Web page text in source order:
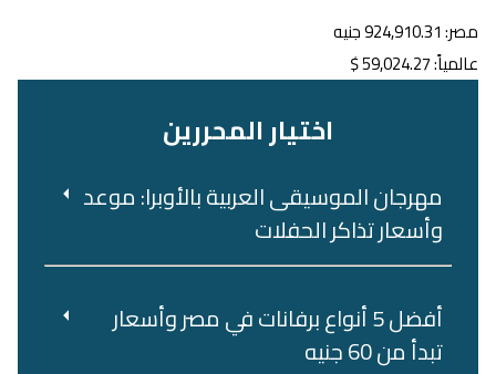
مصر: 924,910.31 جنيه
عالمياً: 59,024.27 $
اختيار المحررين
مهرجان الموسيقى العربية بالأوبرا: موعد
وأسعار تذاكر الحفلات
أفضل 5 أنواع برفانات في مصر وأسعار
تبدأ من 60 جنيه